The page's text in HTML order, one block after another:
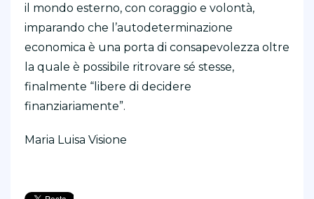
il mondo esterno, con coraggio e volontà,
imparando che l’autodeterminazione
economica è una porta di consapevolezza oltre
la quale è possibile ritrovare sé stesse,
finalmente “libere di decidere
finanziariamente”.
Maria Luisa Visione